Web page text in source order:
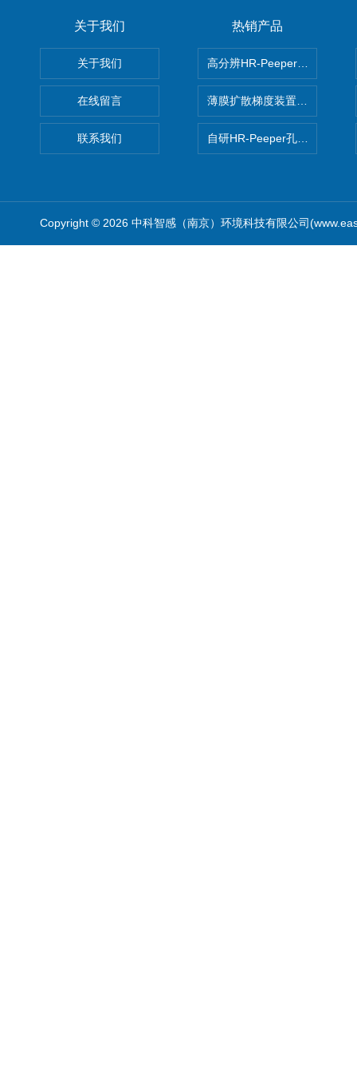
关于我们
关于我们
在线留言
联系我们
热销产品
高分辨HR-Peeper采样器孔隙
薄膜扩散梯度装置 Agl DGT
自研HR-Peeper孔隙水采样器
Copyright © 2026 中科智感（南京）环境科技有限公司